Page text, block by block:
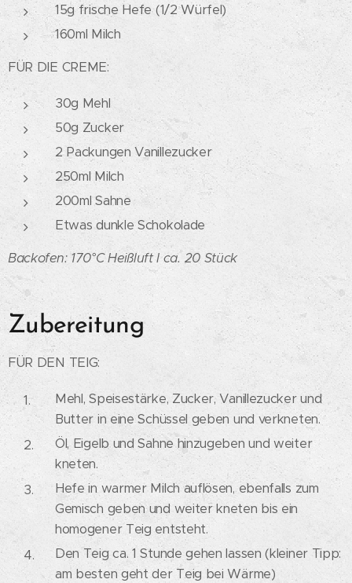
15g frische Hefe (1/2 Würfel)
160ml Milch
FÜR DIE CREME:
30g Mehl
50g Zucker
2 Packungen Vanillezucker
250ml Milch
200ml Sahne
Etwas dunkle Schokolade
Backofen: 170°C Heißluft Ica. 20 Stück
Zubereitung
FÜR DEN TEIG:
Mehl, Speisestärke, Zucker, Vanillezucker und
Butter in eine Schüssel geben und verkneten.
Öl, Eigelb und Sahne hinzugeben und weiter
kneten.
Hefe in warmer Milch auflösen, ebenfalls zum
Gemisch geben und weiter kneten bis ein
homogener Teig entsteht.
Den Teig ca. 1 Stunde gehen lassen (kleiner Tipp:
am besten geht der Teig bei Wärme)